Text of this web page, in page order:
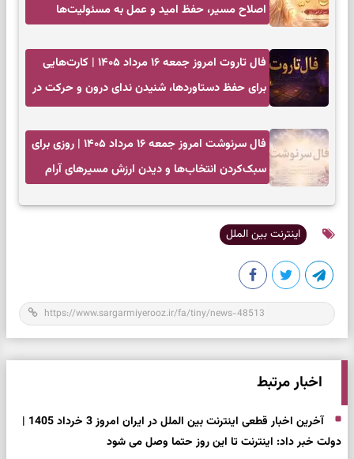
اصلاح مسیر، حفظ امید و عمل به مسئولیت‌ها
فال تاروت امروز جمعه ۱۶ مرداد ۱۴۰۵ | کارت‌هایی
برای حفظ دستاوردها، شنیدن ندای درون و حرکت در
فال سرنوشت امروز جمعه ۱۶ مرداد ۱۴۰۵ | روزی برای
سبک‌کردن انتخاب‌ها و دیدن ارزش مسیرهای آرام
اینترنت بین الملل
اخبار مرتبط
آخرین اخبار قطعی اینترنت بین الملل در ایران امروز 3 خرداد 1405 |
دولت خبر داد: اینترنت تا این روز حتما وصل می شود